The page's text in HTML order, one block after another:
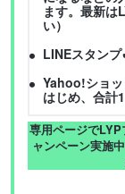
ます。最新は
い）
LINEスタン
Yahoo!ショ
はじめ、合計
専用ページで
ャンペーン実施